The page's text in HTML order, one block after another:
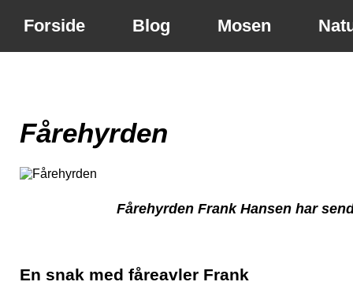
Forside Blog Mosen
Fårehyrden
Fårehyrden Frank Hansen har
En snak med fåreavler Frank